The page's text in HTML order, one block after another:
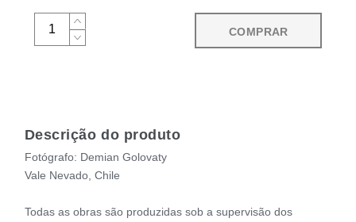
COMPRAR
Descrição do produto
Fotógrafo: Demian Golovaty
Vale Nevado, Chile
Todas as obras são produzidas sob a supervisão dos